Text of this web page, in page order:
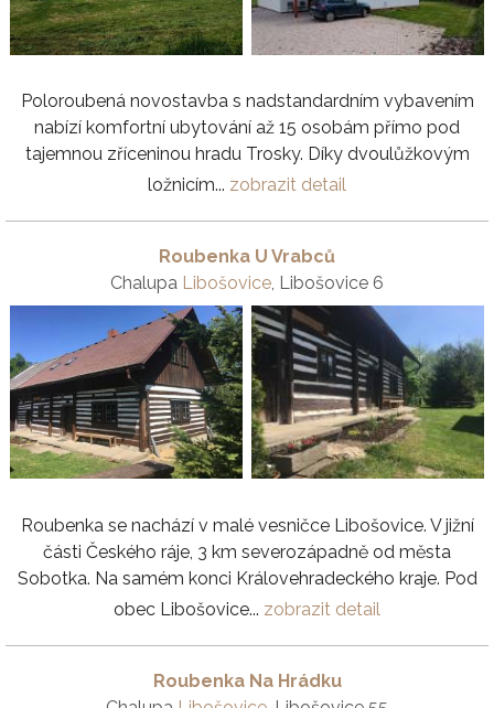
Poloroubená novostavba s nadstandardním vybavením
nabízí komfortní ubytování až 15 osobám přímo pod
tajemnou zříceninou hradu Trosky. Díky dvoulůžkovým
ložnicím... zobrazit detail
Roubenka U Vrabců
Chalupa Libošovice, Libošovice 6
Roubenka se nachází v malé vesničce Libošovice. V jižní
části Českého ráje, 3 km severozápadně od města
Sobotka. Na samém konci Královehradeckého kraje. Pod
obec Libošovice... zobrazit detail
Roubenka Na Hrádku